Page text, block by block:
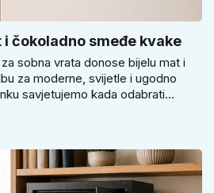
čokoladno smeđe kvake
sobna vrata donose bijelu mat i
za moderne, svijetle i ugodno
savjetujemo kada odabrati
i kvadratne rozete prema stilu